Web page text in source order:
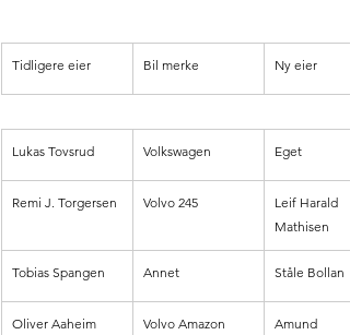
Tidligere eier Bil merke Ny eier
Lukas Tovsrud Volkswagen Eget
Remi J. Torgersen Volvo 245
Leif Harald
Mathisen
Tobias Spangen Annet Ståle Bollan
Oliver Aaheim Volvo Amazon
Amund